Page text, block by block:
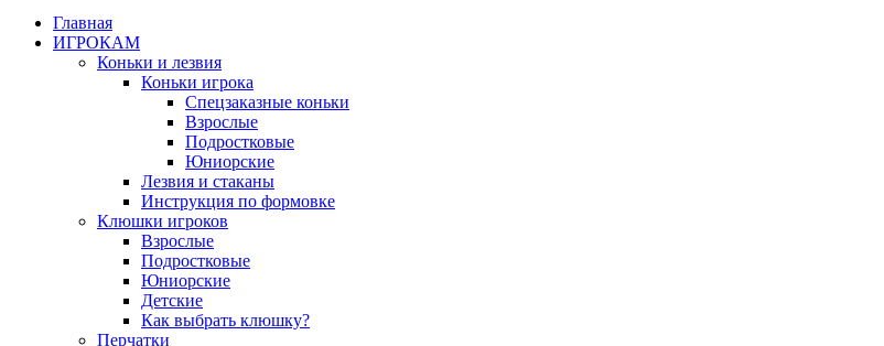
Главная
ИГРОКАМ
Коньки и лезвия
Коньки игрока
Спецзаказные коньки
Взрослые
Подростковые
Юниорские
Лезвия и стаканы
Инструкция по формовке
Клюшки игроков
Взрослые
Подростковые
Юниорские
Детские
Как выбрать клюшку?
Перчатки